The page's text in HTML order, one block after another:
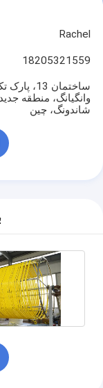
Rachel
18205321559
وانگیانگ، منطقه
شاندونگ، چین